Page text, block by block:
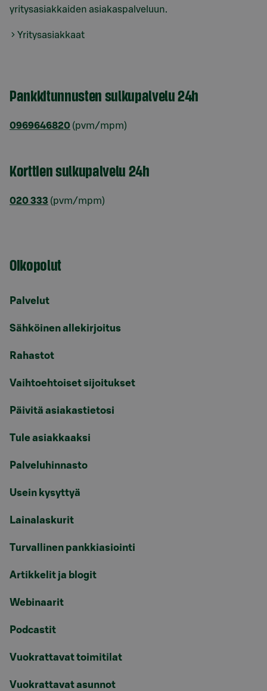
yritysasiakkaiden asiakaspalveluun.
Yritysasiakkaat
Pankkitunnusten sulkupalvelu 24h
0969646820 (pvm/mpm)
Korttien sulkupalvelu 24h
020 333 (pvm/mpm)
Oikopolut
Palvelut
Sähköinen allekirjoitus
Rahastot
Vaihtoehtoiset sijoitukset
Päivitä asiakastietosi
Tule asiakkaaksi
Palveluhinnasto
Usein kysyttyä
Lainalaskurit
Turvallinen pankkiasiointi
Artikkelit ja blogit
Webinaarit
Podcastit
Vuokrattavat toimitilat
Vuokrattavat asunnot